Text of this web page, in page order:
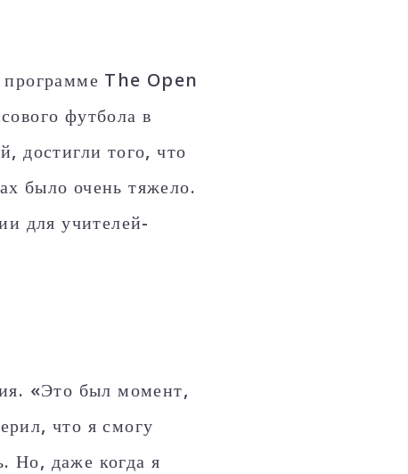
программе The Open
футбола в
достигли того, что
было очень тяжело.
для учителей-
«Это был момент,
что я смогу
Но, даже когда я